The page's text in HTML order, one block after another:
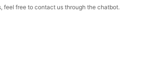
feel free to contact us through the chatbot.